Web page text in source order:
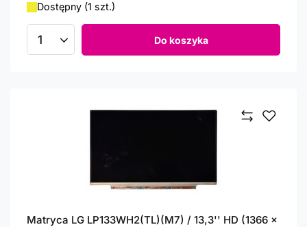
Dostępny (1 szt.)
Ilość produktów Do koszyka
Matryca LG LP133WH2(TL)(M7) / 13,3'' HD (1366 x